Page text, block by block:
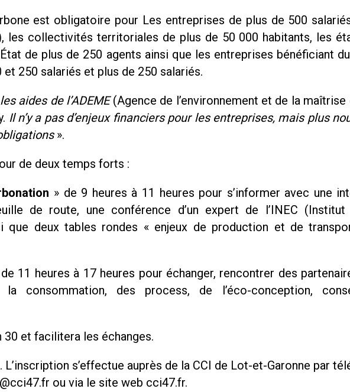
est obligatoire pour Les entreprises de plus de 500
les collectivités territoriales de plus de 50 000 habitants, les
de plus de 250 agents ainsi que les entreprises bénéficiant
250 salariés et plus de 250 salariés.
aides de l’ADEME(Agence de l’environnement et de la maîtrise
Il n’y a pas d’enjeux financiers pour les entreprises, mais plus
».
de deux temps forts :
» de 9 heures à 11 heures pour s’informer avec une
de route, une conférence d’un expert de l’INEC
que deux tables rondes « enjeux de production et de
de 11 heures à 17 heures pour échanger, rencontrer des
consommation, des process, de l’éco-conception,
30 et facilitera les échanges.
s’effectue auprès de la CCI de Lot-et-Garonne par
ou via le site web cci47.fr.